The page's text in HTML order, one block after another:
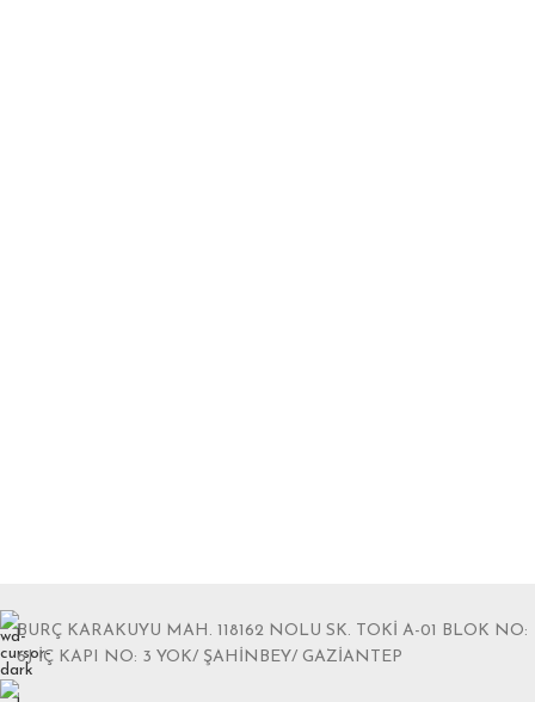
BURÇ KARAKUYU MAH. 118162 NOLU SK. TOKİ A-01 BLOK NO:
6J İÇ KAPI NO: 3 YOK/ ŞAHİNBEY/ GAZİANTEP